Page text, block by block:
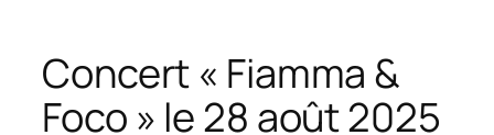
Concert « Fiamma &
Foco » le 28 août 2025